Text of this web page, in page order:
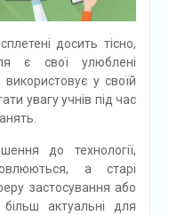
досить тісно,
є свої улюблені
використовує у своїй
увагу учнів під час
до технології,
а старі
застосування або
актуальні для